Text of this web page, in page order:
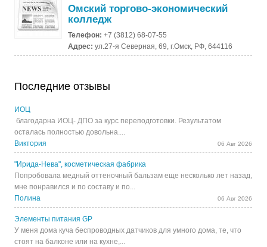
Омский торгово-экономический
колледж
Телефон:+7 (3812) 68-07-55
Адрес:ул.27-я Северная, 69, г.Омск, РФ, 644116
Последние отзывы
ИОЦ
благодарна ИОЦ- ДПО за курс переподготовки. Результатом
осталась полностью довольна....
Виктория
06 Авг 2026
"Ирида-Нева", косметическая фабрика
Попробовала медный оттеночный бальзам еще несколько лет назад,
мне понравился и по составу и по...
Полина
06 Авг 2026
Элементы питания GP
У меня дома куча беспроводных датчиков для умного дома, те, что
стоят на балконе или на кухне,...